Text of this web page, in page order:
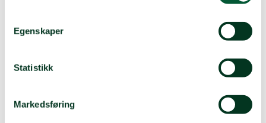
Egenskaper
Statistikk
Markedsføring